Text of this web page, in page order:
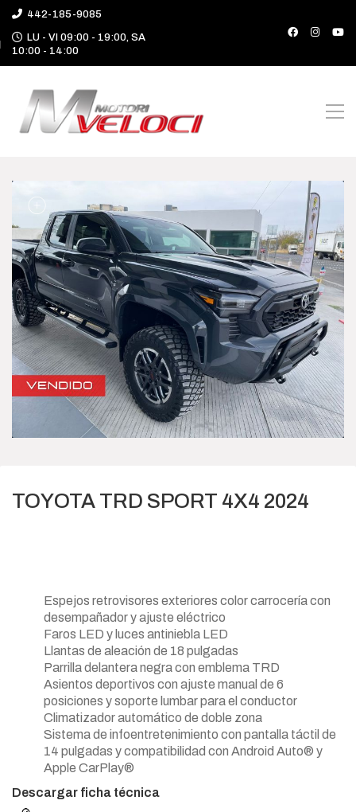
442-185-9085
LU - VI 09:00 - 19:00, SA
10:00 - 14:00
TOYOTA TRD SPORT 4X4 2024
Espejos retrovisores exteriores color carrocería con
desempañador y ajuste eléctrico
Faros LED y luces antiniebla LED
Llantas de aleación de 18 pulgadas
Parrilla delantera negra con emblema TRD
Asientos deportivos con ajuste manual de 6
posiciones y soporte lumbar para el conductor
Climatizador automático de doble zona
Sistema de infoentretenimiento con pantalla táctil de
14 pulgadas y compatibilidad con Android Auto® y
Apple CarPlay®
Descargar ficha técnica